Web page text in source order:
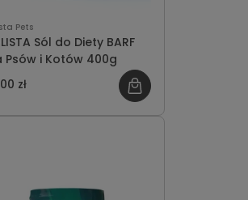
Pets
Sól do Diety BARF
Psów i Kotów 400g
zł